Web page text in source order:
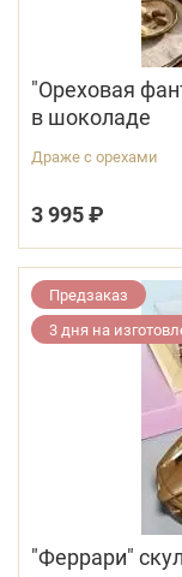
"Ореховая
в шоколаде
Драже с орехами
3 995 ₽
Предзаказ
3 дня на
"Феррари"